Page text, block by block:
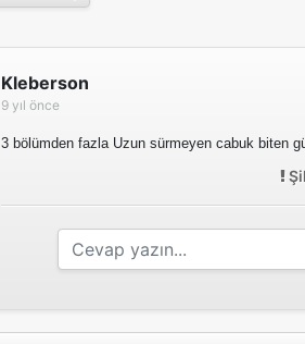
Kleberson
9 yıl önce
3 bölümden fazla Uzun sürmeyen cabuk biten